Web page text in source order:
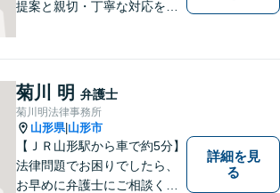
提案と親切・丁寧な対応をい
談下さい。【法テラス利用
可】不安や問題について法的
リスクを説明し、見通しを立
て、より良い解決に導くお手
伝いをいたします。
菊川 明 弁護士
菊川明法律事務所
山形県| 山形市
【ＪＲ山形駅から車で約5分】
法律問題でお困りでしたら、
お早めに弁護士にご相談くだ
詳細を見
る